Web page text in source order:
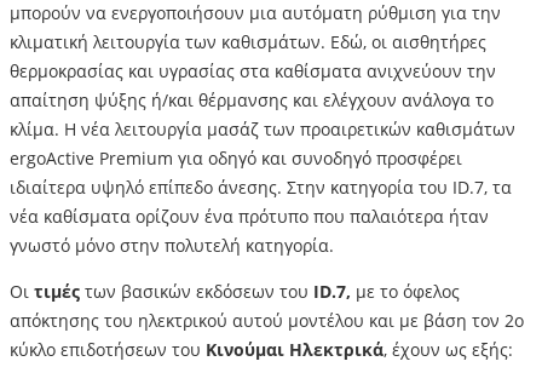
μπορούν να ενεργοποιήσουν μια αυτόματη ρύθμιση για την
κλιματική λειτουργία των καθισμάτων. Εδώ, οι αισθητήρες
θερμοκρασίας και υγρασίας στα καθίσματα ανιχνεύουν την
απαίτηση ψύξης ή/και θέρμανσης και ελέγχουν ανάλογα το
κλίμα. Η νέα λειτουργία μασάζ των προαιρετικών καθισμάτων
ergoActive Premium για οδηγό και συνοδηγό προσφέρει
ιδιαίτερα υψηλό επίπεδο άνεσης. Στην κατηγορία του ID.7, τα
νέα καθίσματα ορίζουν ένα πρότυπο που παλαιότερα ήταν
γνωστό μόνο στην πολυτελή κατηγορία.
Οι τιμές των βασικών εκδόσεων του ID.7, με το όφελος
απόκτησης του ηλεκτρικού αυτού μοντέλου και με βάση τον 2ο
κύκλο επιδοτήσεων του Κινούμαι Ηλεκτρικά, έχουν ως εξής: